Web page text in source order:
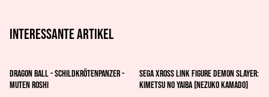
Interessante artikel
Dragon Ball - Schildkrötenpanzer -
Muten Roshi
SEGA Xross LINK FIGURE Demon Slayer:
Kimetsu no Yaiba [Nezuko Kamado]